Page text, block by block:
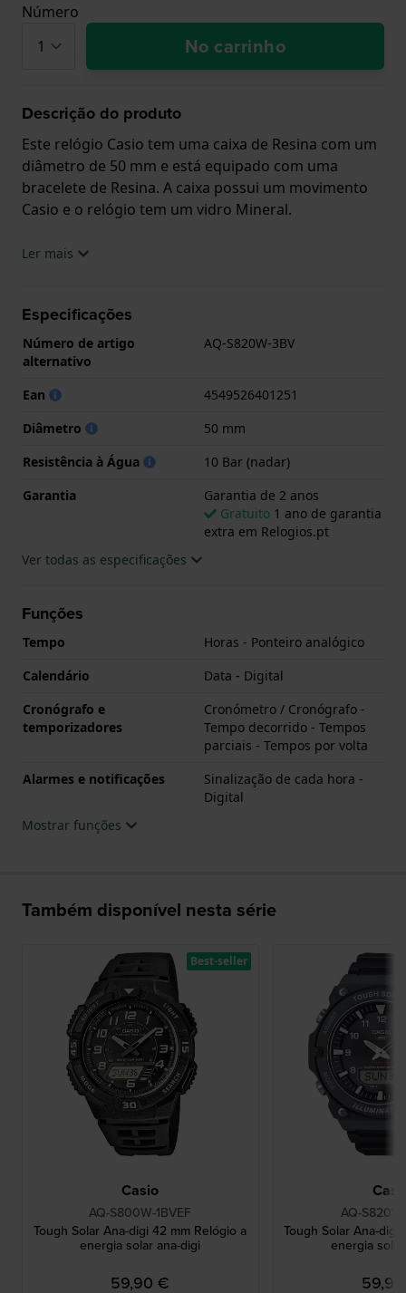
Número
No carrinho
Descrição do produto
Este relógio Casio tem uma caixa de Resina com um
diâmetro de 50 mm e está equipado com uma
bracelete de Resina. A caixa possui um movimento
Casio e o relógio tem um vidro Mineral.
O relógio é estanque a 10ATM. Isto significa que o
.
Ler mais
Especificações
Número de artigo
alternativo
AQ-S820W-3BV
Ean
4549526401251
Diâmetro
50 mm
Resistência à Água
10 Bar (nadar)
Garantia
Garantia de 2 anos
Gratuito 1 ano de garantia
extra em Relogios.pt
Ver todas as especificações
Funções
Tempo
Horas - Ponteiro analógico
Calendário
Data - Digital
Cronógrafo e
temporizadores
Cronómetro / Cronógrafo -
Tempo decorrido - Tempos
parciais - Tempos por volta
Alarmes e notificações
Sinalização de cada hora -
Digital
Mostrar funções
Também disponível nesta série
Casio
AQ-S800W-1BVEF
Tough Solar Ana-digi 42 mm Relógio a
energia solar ana-digi
59,90 €
Best-seller
AQ-
Tough Solar Ana-digi
energia